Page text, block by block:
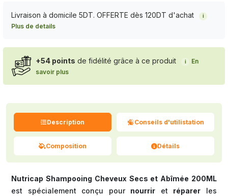
Livraison à domicile 5DT. OFFERTE dès 120DT d'achat i
Plus de details
+54 points de fidélité grâce à ce produit i
En
savoir plus
Description Conseils d'utilistation
Composition Détails
Nutricap Shampooing Cheveux Secs et Abîmée 200ML
est spécialement conçu pour nourrir et réparer les